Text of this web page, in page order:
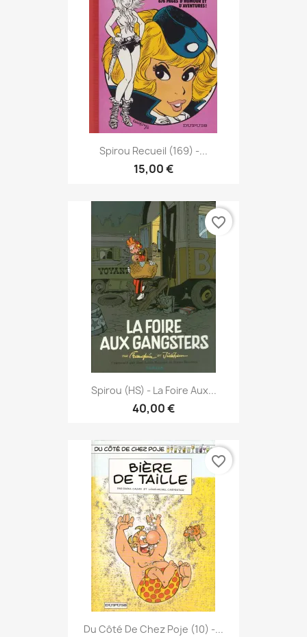
Spirou Recueil (169) -...
15,00 €
Spirou (HS) - La Foire Aux...
40,00 €
favorite_border
Du Côté De Chez Poje (10) -...
favorite_border